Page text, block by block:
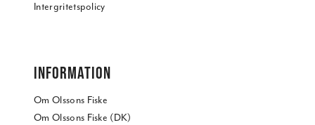
Intergritetspolicy
INFORMATION
Om Olssons Fiske
Om Olssons Fiske (DK)